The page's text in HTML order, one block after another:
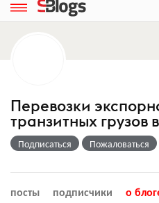
Перевозки
транзитных грузов
Подписаться Пожаловаться
посты подписчики о